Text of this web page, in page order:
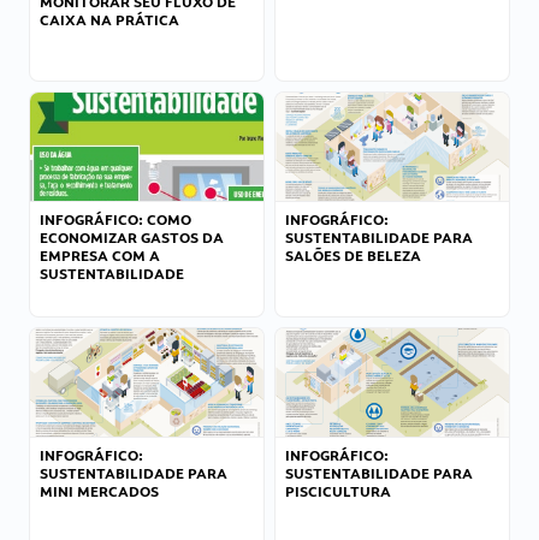
CAIXA NA PRÁTICA
INFOGRÁFICO: COMO
ECONOMIZAR GASTOS DA
EMPRESA COM A
SUSTENTABILIDADE
INFOGRÁFICO:
SUSTENTABILIDADE PARA
SALÕES DE BELEZA
INFOGRÁFICO:
SUSTENTABILIDADE PARA
MINI MERCADOS
INFOGRÁFICO:
SUSTENTABILIDADE PARA
PISCICULTURA